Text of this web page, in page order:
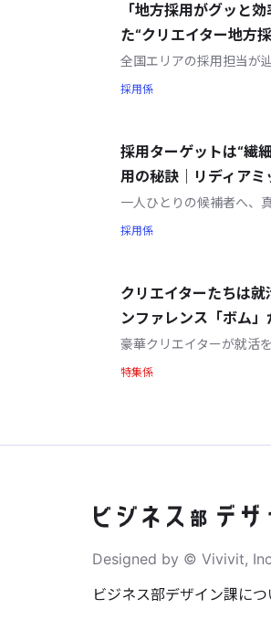
「地方採用がグッと
た“クリエイター地方
全国エリアの採用担当が
採用係
採用ターゲットは“繊
用の秘訣｜リディア
一人ひとりの候補者へ、
採用係
クリエイターたちは
ンファレンス「ボム
豪華クリエイターが就活
特集係
Designed by © Vivivit,
ビジネス部デザイン課につ